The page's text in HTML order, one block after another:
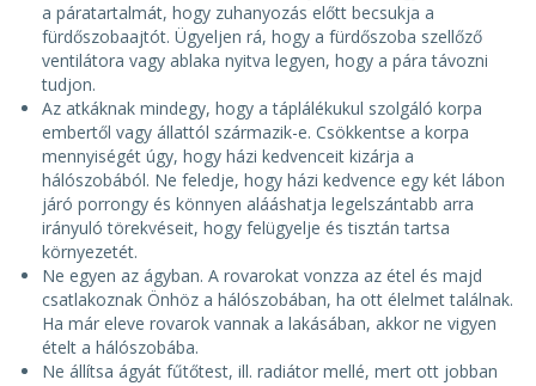
a páratartalmát, hogy zuhanyozás előtt becsukja a
fürdőszobaajtót. Ügyeljen rá, hogy a fürdőszoba szellőző
ventilátora vagy ablaka nyitva legyen, hogy a pára távozni
tudjon.
Az atkáknak mindegy, hogy a táplálékukul szolgáló korpa
embertől vagy állattól származik-e. Csökkentse a korpa
mennyiségét úgy, hogy házi kedvenceit kizárja a
hálószobából. Ne feledje, hogy házi kedvence egy két lábon
járó porrongy és könnyen alááshatja legelszántabb arra
irányuló törekvéseit, hogy felügyelje és tisztán tartsa
környezetét.
Ne egyen az ágyban. A rovarokat vonzza az étel és majd
csatlakoznak Önhöz a hálószobában, ha ott élelmet találnak.
Ha már eleve rovarok vannak a lakásában, akkor ne vigyen
ételt a hálószobába.
Ne állítsa ágyát fűtőtest, ill. radiátor mellé, mert ott jobban